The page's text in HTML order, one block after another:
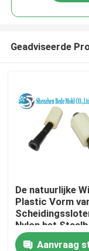
Geadviseerde
De natuurlijke
Plastic Vorm
Nylon het
van de
Aanvraag